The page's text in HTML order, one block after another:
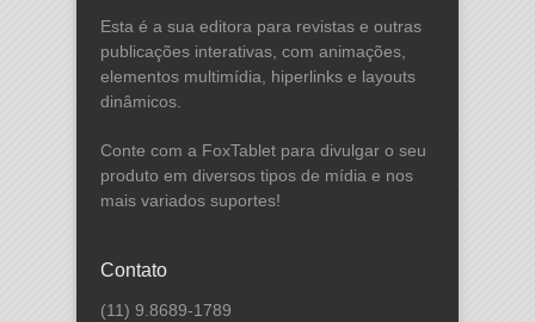
Esta é a sua editora para revistas e outras
publicações interativas, com animações,
elementos multimídia, hiperlinks e layouts
dinâmicos.
Conte com a FoxTablet para divulgar o seu
produto em diversos tipos de mídia e nos
mais variados suportes!
Contato
(11) 9.8689-1789